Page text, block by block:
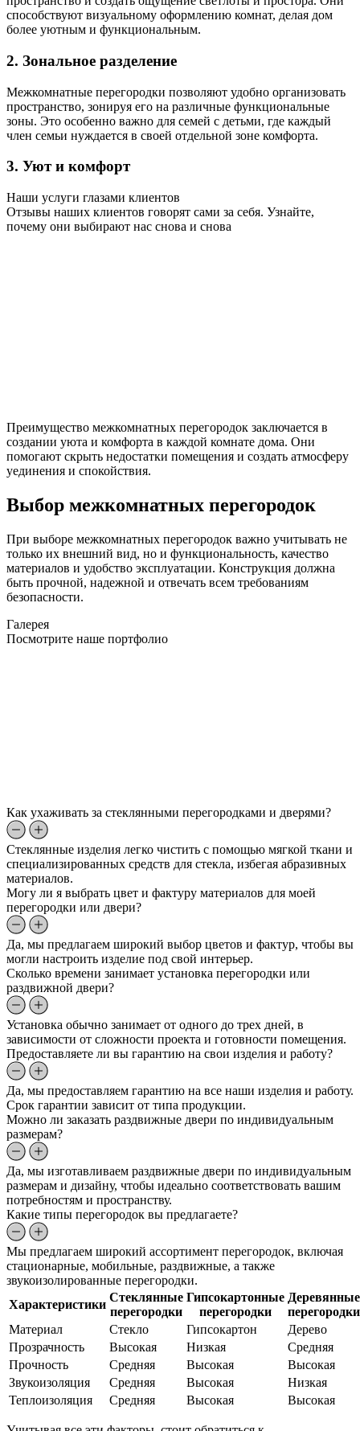
способствуют визуальному оформлению комнат, делая дом
более уютным и функциональным.
2. Зональное разделение
Межкомнатные перегородки позволяют удобно организовать
пространство, зонируя его на различные функциональные
зоны. Это особенно важно для семей с детьми, где каждый
член семьи нуждается в своей отдельной зоне комфорта.
3. Уют и комфорт
Наши услуги глазами клиентов
Отзывы наших клиентов говорят сами за себя. Узнайте,
почему они выбирают нас снова и снова
Преимущество межкомнатных перегородок заключается в
создании уюта и комфорта в каждой комнате дома. Они
помогают скрыть недостатки помещения и создать атмосферу
уединения и спокойствия.
Выбор межкомнатных перегородок
При выборе межкомнатных перегородок важно учитывать не
только их внешний вид, но и функциональность, качество
материалов и удобство эксплуатации. Конструкция должна
быть прочной, надежной и отвечать всем требованиям
безопасности.
Галерея
Посмотрите наше портфолио
Как ухаживать за стеклянными перегородками и дверями?
Стеклянные изделия легко чистить с помощью мягкой ткани и
специализированных средств для стекла, избегая абразивных
материалов.
Могу ли я выбрать цвет и фактуру материалов для моей
перегородки или двери?
Да, мы предлагаем широкий выбор цветов и фактур, чтобы вы
могли настроить изделие под свой интерьер.
Сколько времени занимает установка перегородки или
раздвижной двери?
Установка обычно занимает от одного до трех дней, в
зависимости от сложности проекта и готовности помещения.
Предоставляете ли вы гарантию на свои изделия и работу?
Да, мы предоставляем гарантию на все наши изделия и работу.
Срок гарантии зависит от типа продукции.
Можно ли заказать раздвижные двери по индивидуальным
размерам?
Да, мы изготавливаем раздвижные двери по индивидуальным
размерам и дизайну, чтобы идеально соответствовать вашим
потребностям и пространству.
Какие типы перегородок вы предлагаете?
Мы предлагаем широкий ассортимент перегородок, включая
стационарные, мобильные, раздвижные, а также
звукоизолированные перегородки.
Характеристики
Стеклянные
перегородки
Гипсокартонные
перегородки
Деревянные
перегородки
Материал
Стекло Гипсокартон
Дерево
Прозрачность
Высокая Низкая
Средняя
Прочность
Средняя Высокая
Высокая
Звукоизоляция
Средняя Высокая
Низкая
Теплоизоляция
Средняя Высокая Высокая